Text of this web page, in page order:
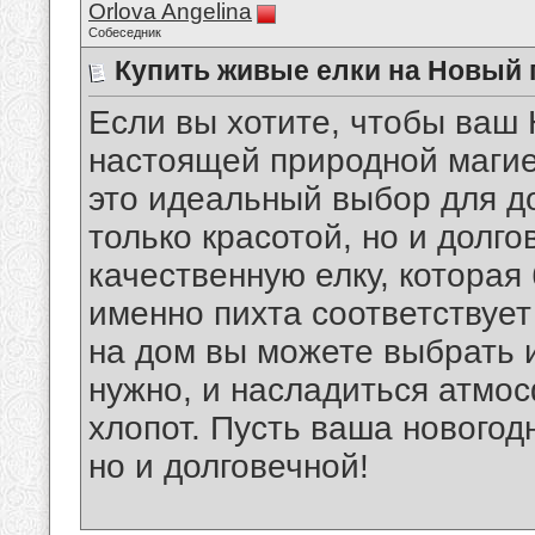
Orlova Angelina
Собеседник
Купить живые елки на Новый
Если вы хотите, чтобы ваш
настоящей природной
это идеальный выбор для
только красотой, но и
качественную елку,
именно пихта
на дом вы можете выбрать
нужно, и насладиться
хлопот. Пусть ваша
но и долговечной!